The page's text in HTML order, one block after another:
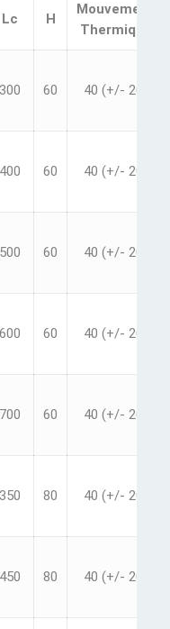
Lc H
Mouvement
Thermique
300 60 40 (+/- 20)
400 60 40 (+/- 20)
500 60 40 (+/- 20)
600 60 40 (+/- 20)
700 60 40 (+/- 20)
350 80 40 (+/- 20)
450 80 40 (+/- 20)